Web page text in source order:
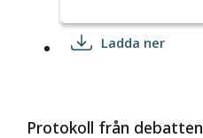
Ladda ner
Protokoll från debatten